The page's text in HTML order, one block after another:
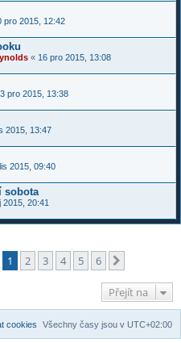
pro 2015, 12:42
« 16 pro 2015, 13:08
pro 2015, 13:38
2015, 13:47
2015, 09:40
sobota
2015, 20:41
1 2 3 4 5 6
Přejít na
Všechny časy jsou v UTC+02:00
cookies